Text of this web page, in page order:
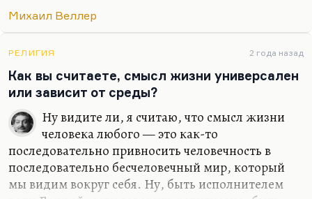
опасность ислама такой же преувеличенной, как
китайскую опасность. Мне кажется, что Европе
не угрожает Восток. Или, во всяком случае,
угрожает не настолько. Как это связано и почему
Европа так бессмертна, так живуча, почему эта
система так саморегулируется, не знаю, но
веллеровский страх перед вырождением Европы
мне понятен. Он креативен, из него получаются
иногда…
Михаил Веллер
РЕЛИГИЯ 2 года назад
Как вы считаете, смысл жизни универсален
или зависит от среды?
Ну видите ли, я считаю, что смысл жизни
человека любого — это как-то
последовательно привносить человечность в
последовательно бесчеловечный мир, который
мы видим вокруг себя. Ну, быть исполнителем